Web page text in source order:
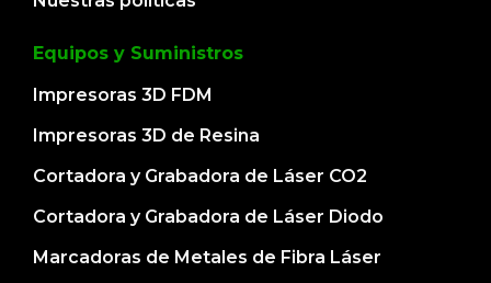
Equipos y Suministros
Impresoras 3D FDM
Impresoras 3D de Resina
Cortadora y Grabadora de Láser CO2
Cortadora y Grabadora de Láser Diodo
Marcadoras de Metales de Fibra Láser